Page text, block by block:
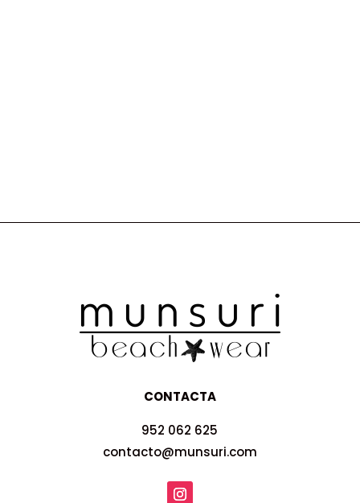
CONTACTA
952 062 625
contacto@munsuri.com